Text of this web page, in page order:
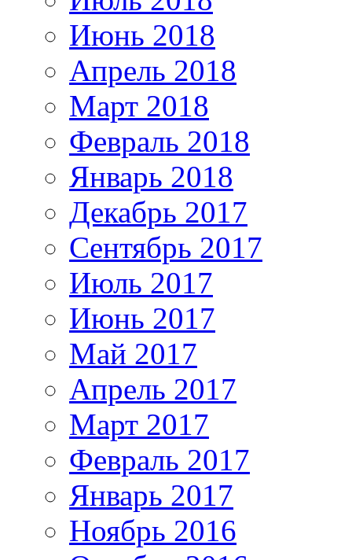
Июнь 2018
Апрель 2018
Март 2018
Февраль 2018
Январь 2018
Декабрь 2017
Сентябрь 2017
Июль 2017
Июнь 2017
Май 2017
Апрель 2017
Март 2017
Февраль 2017
Январь 2017
Ноябрь 2016